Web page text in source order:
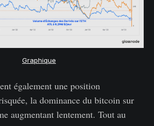
Graphique
également une position
la dominance du bitcoin sur
augmentant lentement. Tout au